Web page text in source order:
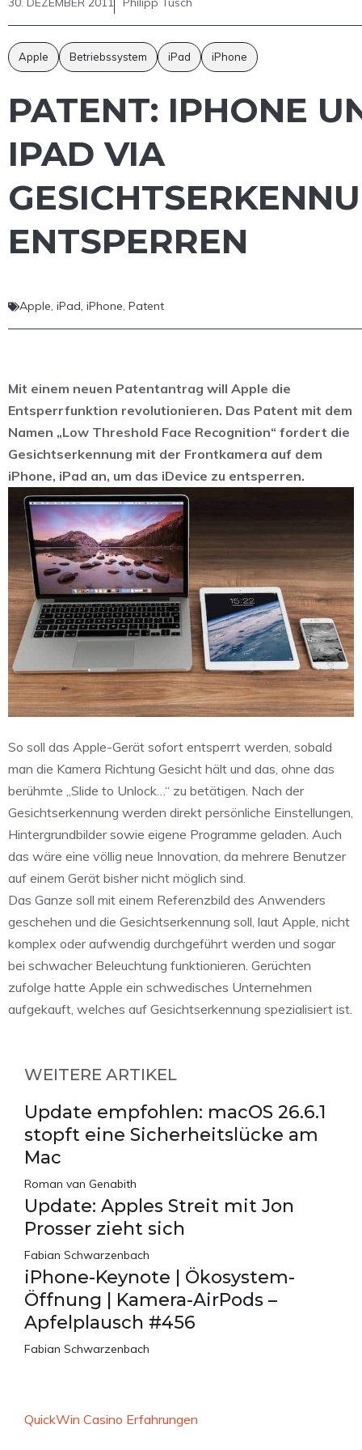
Apple Betriebssystem iPad iPhone
PATENT: IPHONE
IPAD VIA
ENTSPERREN
Apple, iPad, iPhone, Patent
Mit einem neuen Patentantrag will Apple die
Entsperrfunktion revolutionieren. Das Patent mit dem
Namen „Low Threshold Face Recognition“ fordert die
Gesichtserkennung mit der Frontkamera auf dem
iPhone, iPad an, um das iDevice zu entsperren.
So soll das Apple-Gerät sofort entsperrt werden, sobald
man die Kamera Richtung Gesicht hält und das, ohne das
berühmte „Slide to Unlock…“ zu betätigen. Nach der
Gesichtserkennung werden direkt persönliche Einstellungen,
Hintergrundbilder sowie eigene Programme geladen. Auch
das wäre eine völlig neue Innovation, da mehrere Benutzer
auf einem Gerät bisher nicht möglich sind.
Das Ganze soll mit einem Referenzbild des Anwenders
geschehen und die Gesichtserkennung soll, laut Apple, nicht
komplex oder aufwendig durchgeführt werden und sogar
bei schwacher Beleuchtung funktionieren. Gerüchten
zufolge hatte Apple ein schwedisches Unternehmen
aufgekauft, welches auf Gesichtserkennung spezialisiert ist.
WEITERE ARTIKEL
Update empfohlen: macOS 26.6.1
stopft eine Sicherheitslücke am
Mac
Roman van Genabith
Update: Apples Streit mit Jon
Prosser zieht sich
Fabian Schwarzenbach
iPhone-Keynote | Ökosystem-
Öffnung | Kamera-AirPods –
Apfelplausch #456
Fabian Schwarzenbach
QuickWin Casino Erfahrungen